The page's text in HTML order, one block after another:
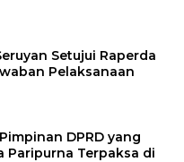
Setujui Raperda
Pelaksanaan
DPRD yang
Paripurna Terpaksa di